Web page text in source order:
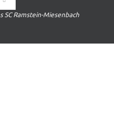
Ramstein-Miesenbach